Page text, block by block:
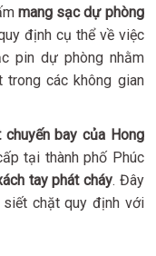
mang sạc dự phòng
định cụ thể về việc
pin dự phòng nhằm
trong các không gian
chuyến bay của Hong
tại thành phố Phúc
tay phát cháy. Đây
siết chặt quy định với